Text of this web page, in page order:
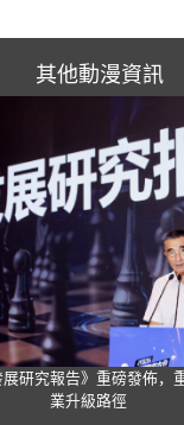
其他動漫資訊
研究報告》重磅發佈，
業升級路徑